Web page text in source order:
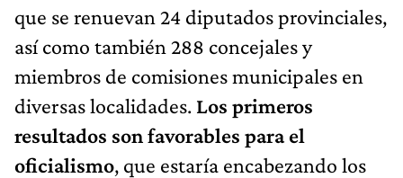
que se renuevan 24 diputados provinciales,
así como también 288 concejales y
miembros de comisiones municipales en
diversas localidades. Los primeros
resultados son favorables para el
oficialismo, que estaría encabezando los